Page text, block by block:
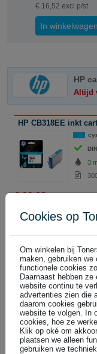
€ 16,52 excl p/st
In winkelwagen
HP
Altijd
HP CB318EE inkt
3
€ 20,99
HP CB323EE
6
€ 25,99 ( € 21,48 excl)
HP
Altijd
Cookies op
Om winkelen bij
maken, gebruiken
functionele cookies
Daarnaast hebben
website continu te
advertenties zien die
daarom cookies
website te volgen. In
cookies, hoe ze
Klik op oké om
plaatsen we alleen
gebruiken we